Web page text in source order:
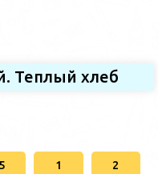
Теплый хлеб
5 1 2